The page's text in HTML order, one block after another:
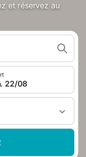
et réservez au
22/08